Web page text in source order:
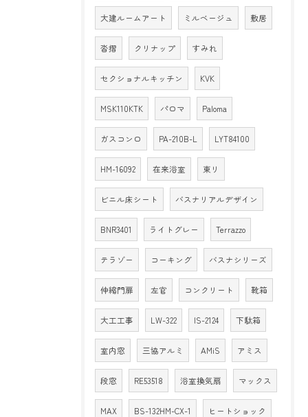
大建ルームアート ミルベージュ 敷居
沓摺 クリナップ すみれ
セクショナルキッチン KVK
MSK110KTK パロマ Paloma
ガスコンロ PA-210B-L LYT84100
HM-16092 在来浴室 東リ
ビニル床シート バスナリアルデザイン
BNR3401 ライトグレー Terrazzo
テラゾー コーキング バスナシリーズ
伸縮門扉 左官 コンクリート 靴箱
大工工事 LW-322 IS-2124 下駄箱
室内窓 三協アルミ AMiS アミス
段窓 RE53518 浴室換気扇 マックス
MAX BS-132HM-CX-1 ヒートショック